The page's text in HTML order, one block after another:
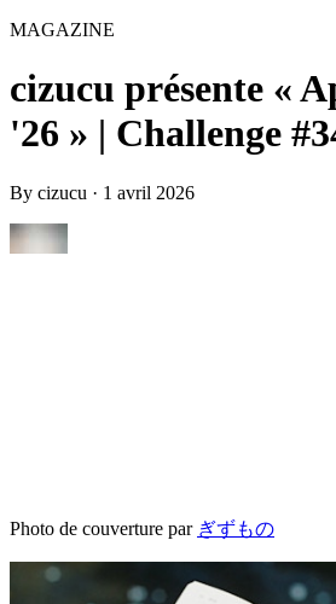
MAGAZINE
cizucu présente «
'26 » | Challenge
By cizucu · 1 avril 2026
Photo de couverture par ぎずもの